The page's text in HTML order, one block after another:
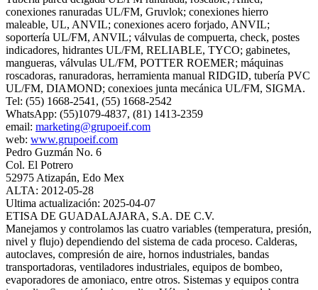
conexiones ranuradas UL/FM, Gruvlok; conexiones hierro
maleable, UL, ANVIL; conexiones acero forjado, ANVIL;
soportería UL/FM, ANVIL; válvulas de compuerta, check, postes
indicadores, hidrantes UL/FM, RELIABLE, TYCO; gabinetes,
mangueras, válvulas UL/FM, POTTER ROEMER; máquinas
roscadoras, ranuradoras, herramienta manual RIDGID, tubería PVC
UL/FM, DIAMOND; conexioes junta mecánica UL/FM, SIGMA.
Tel: (55) 1668-2541, (55) 1668-2542
WhatsApp: (55)1079-4837, (81) 1413-2359
email: marketing@grupoeif.com
web: www.grupoeif.com
Pedro Guzmán No. 6
Col. El Potrero
52975 Atizapán, Edo Mex
ALTA: 2012-05-28
Ultima actualización: 2025-04-07
ETISA DE GUADALAJARA, S.A. DE C.V.
Manejamos y controlamos las cuatro variables (temperatura, presión,
nivel y flujo) dependiendo del sistema de cada proceso. Calderas,
autoclaves, compresión de aire, hornos industriales, bandas
transportadoras, ventiladores industriales, equipos de bombeo,
evaporadores de amoniaco, entre otros. Sistemas y equipos contra